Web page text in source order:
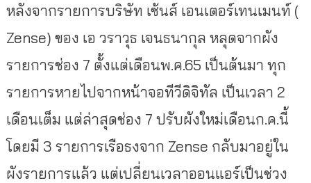
หลังจากรายการบริษัท เซ้นส์ เอนเตอร์เทนเมนท์ (
Zense) ของ เอ วราวุธ เจนธนากุล หลุดจากผัง
รายการช่อง 7 ตั้งแต่เดือนพ.ค.65 เป็นต้นมา ทุก
รายการหายไปจากหน้าจอทีวีดิจิทัล เป็นเวลา 2
เดือนเต็ม แต่ล่าสุดช่อง 7 ปรับผังใหม่เดือนก.ค.นี้
โดยมี 3 รายการเรือธงจาก Zense กลับมาอยู่ใน
ผังรายการแล้ว แต่เปลี่ยนเวลาออนแอร์เป็นช่วง